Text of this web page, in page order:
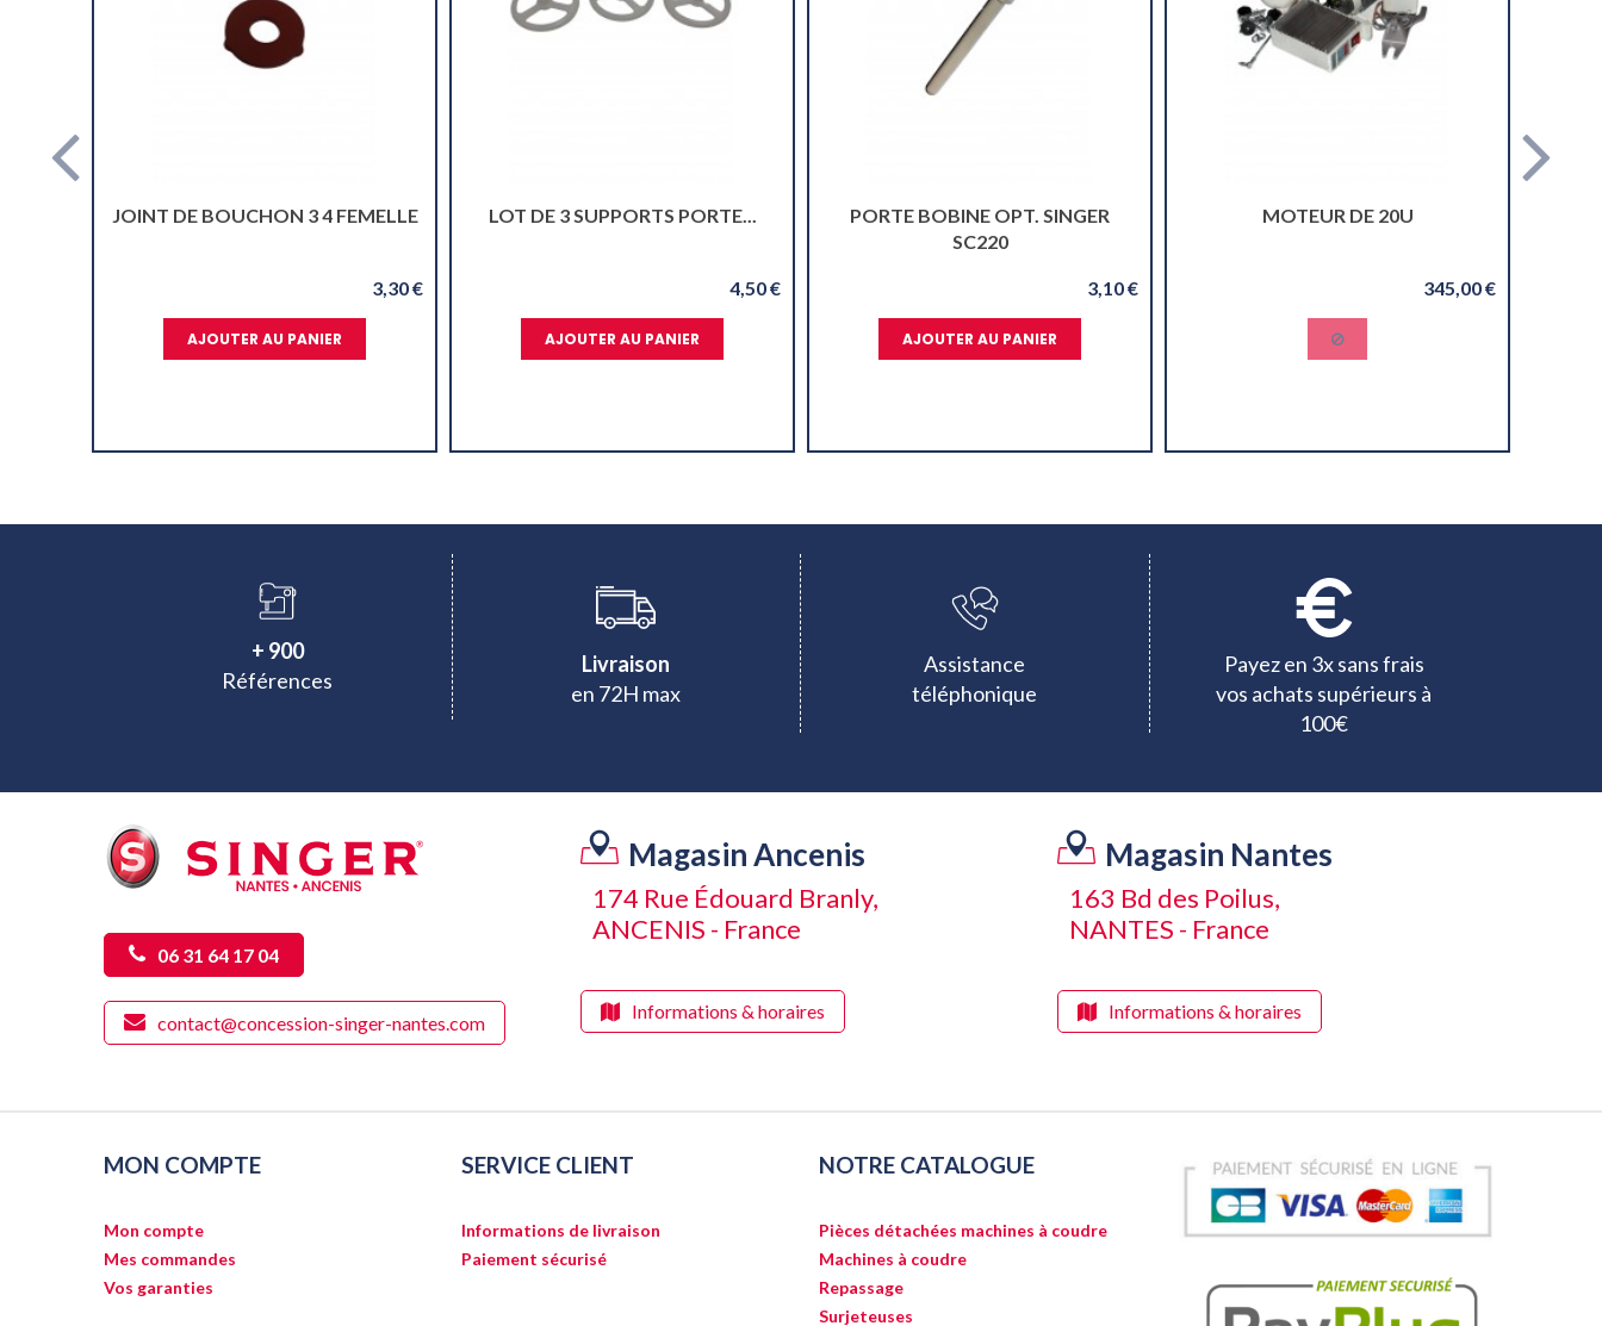
JOINT DE BOUCHON 3 4 FEMELLE
3,30 €
AJOUTER AU PANIER
LOT DE 3 SUPPORTS PORTE...
4,50 €
AJOUTER AU PANIER
PORTE BOBINE OPT. SINGER
SC220
3,10 €
AJOUTER AU PANIER
MOTEUR DE 20U
345,00 €
+ 900
Références
Livraison
en 72H max
Assistance
téléphonique
Payez en 3x sans frais
vos achats supérieurs à
100€
06 31 64 17 04
contact@concession-singer-nantes.com
Magasin Ancenis
174 Rue Édouard Branly,
ANCENIS - France
Informations & horaires
Magasin Nantes
163 Bd des Poilus,
NANTES - France
Informations & horaires
MON COMPTE
Mon compte
Mes commandes
Vos garanties
SERVICE CLIENT
Informations de livraison
Paiement sécurisé
NOTRE CATALOGUE
Pièces détachées machines à coudre
Machines à coudre
Repassage
Surjeteuses